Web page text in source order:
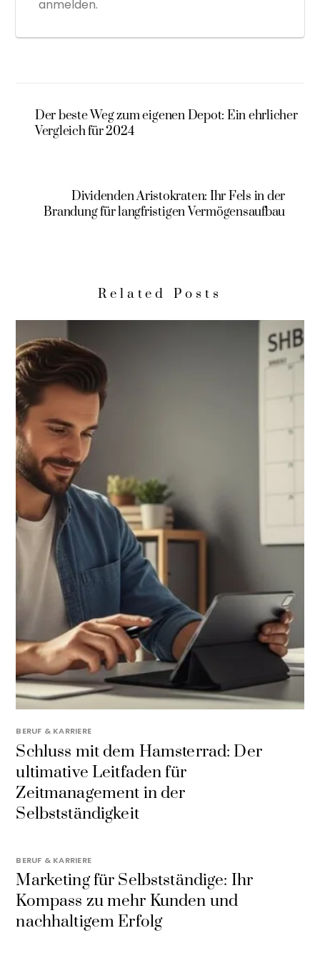
anmelden.
Der beste Weg zum eigenen Depot: Ein ehrlicher
Vergleich für 2024
Dividenden Aristokraten: Ihr Fels in der
Brandung für langfristigen Vermögensaufbau
Related Posts
BERUF & KARRIERE
Schluss mit dem Hamsterrad: Der
ultimative Leitfaden für
Zeitmanagement in der
Selbstständigkeit
BERUF & KARRIERE
Marketing für Selbstständige: Ihr
Kompass zu mehr Kunden und
nachhaltigem Erfolg